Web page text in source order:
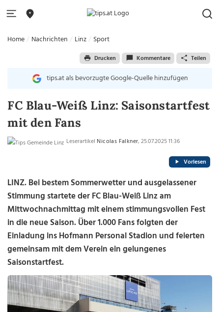
Home Nachrichten Linz Sport
Drucken Kommentare Teilen
tips.at als bevorzugte Google-Quelle hinzufügen
FC Blau-Weiß Linz: Saisonstartfest
mit den Fans
Leserartikel Nicolas Falkner, 25.07.2025 11:36
Vorlesen
LINZ. Bei bestem Sommerwetter und ausgelassener
Stimmung startete der FC Blau-Weiß Linz am
Mittwochnachmittag mit einem stimmungsvollen Fest
in die neue Saison. Über 1.000 Fans folgten der
Einladung ins Hofmann Personal Stadion und feierten
gemeinsam mit dem Verein ein gelungenes
Saisonstartfest.